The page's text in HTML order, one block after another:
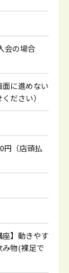
の場合
に進めない
ださい）
円（店頭払
座】動きやす
み物(裸足で